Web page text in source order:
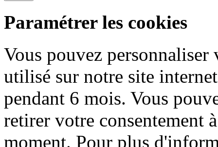
Paramétrer les cookies
Vous pouvez
utilisé sur notre site
pendant 6 mois. Vous
retirer votre consentement
moment. Pour plus